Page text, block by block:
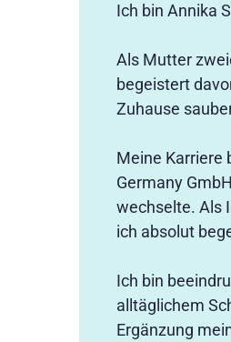
Ich bin Annika
Als Mutter
begeistert
Zuhause
Meine Karriere
Germany
wechselte. Als
ich absolut
Ich bin
alltäglichem
Ergänzung